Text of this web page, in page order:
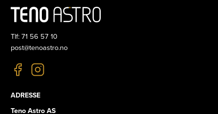
Tlf: 71 56 57 10
post@tenoastro.no
ADRESSE
Teno Astro AS